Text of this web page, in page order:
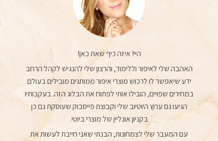
היי! איזה כיף שאת כאן!
האהבה שלי לאיפור וללימוד, והרצון שלי להנגיש לקהל הרחב
ידע שיאפשר לו לרכוש מוצרי איפור ממותגים מובילים בעולם
במחירים שפויים, הובילו אותי לפתוח את הבלוג הזה. בעקבותיו
הגיעו גם ערוץ היוטיוב שלי וקבוצת פייסבוק שעוסקת גם כן
בקניון אונליין של מוצרי ביוטי.
עם המעבר שלי לצמחונות, הבנתי שאני חייבת לעשות את